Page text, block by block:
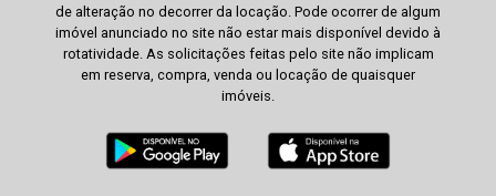
de alteração no decorrer da locação. Pode ocorrer de algum
imóvel anunciado no site não estar mais disponível devido à
rotatividade. As solicitações feitas pelo site não implicam
em reserva, compra, venda ou locação de quaisquer
imóveis.